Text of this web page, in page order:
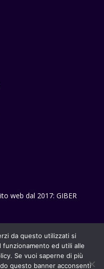
web dal 2017: GIBER
da questo utilizzati si
funzionamento ed utili alle
Se vuoi saperne di più
questo banner acconsenti